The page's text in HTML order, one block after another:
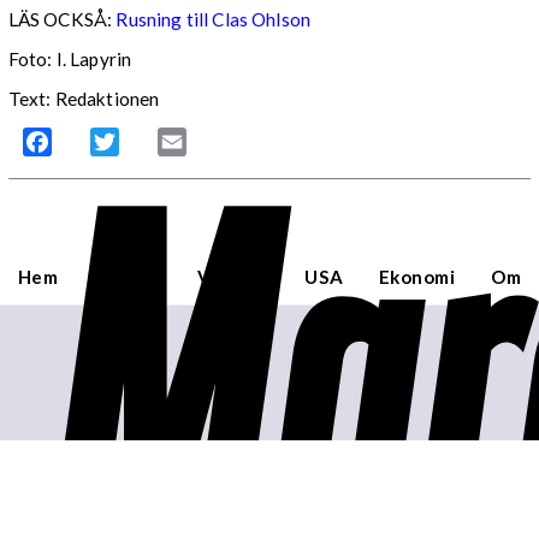
LÄS OCKSÅ: Rusning till Clas Ohlson
Foto: I. Lapyrin
Text: Redaktionen
Facebook Twitter
Hem Världen USA Ekonomi Om